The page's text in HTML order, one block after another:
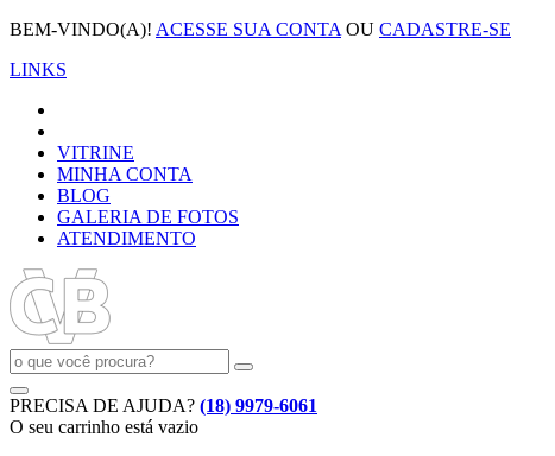
BEM-VINDO(A)! ACESSE SUA CONTA OU CADASTRE-SE
LINKS
VITRINE
MINHA CONTA
BLOG
GALERIA DE FOTOS
ATENDIMENTO
PRECISA DE AJUDA? (18) 9979-6061
O seu carrinho está vazio